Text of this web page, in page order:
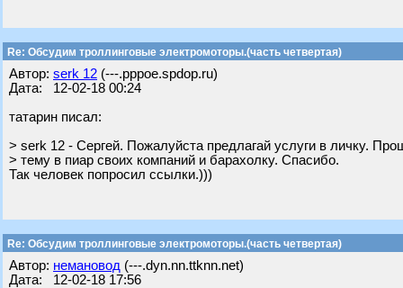
Re: Обсудим троллинговые электромоторы.(часть четвертая)
Автор: serk 12 (---.pppoe.spdop.ru)
Дата: 12-02-18 00:24
татарин писал:
> serk 12 - Сергей. Пожалуйста предлагай услуги в личку.
> тему в пиар своих компаний и барахолку. Спасибо.
Так человек попросил ссылки.)))
Re: Обсудим троллинговые электромоторы.(часть четвертая)
Автор: немановод (---.dyn.nn.ttknn.net)
Дата: 12-02-18 17:56